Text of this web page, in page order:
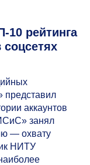
рейтинга
представил
аккаунтов
занял
— охвату
НИТУ